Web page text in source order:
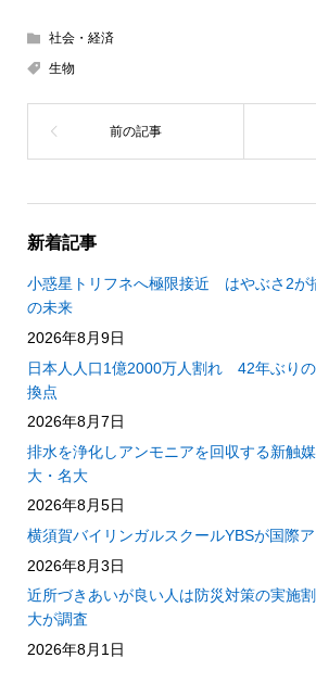
社会・経済
生物
新着記事
小惑星トリフネへ極限接近 はやぶさ2が
の未来
2026年8月9日
日本人人口1億2000万人割れ 42年ぶり
換点
2026年8月7日
排水を浄化しアンモニアを回収する新触
大・名大
2026年8月5日
横須賀バイリンガルスクールYBSが国際
2026年8月3日
近所づきあいが良い人は防災対策の実施
大が調査
2026年8月1日